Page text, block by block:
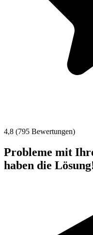
4,8 (795 Bewertungen)
Probleme mit
haben die